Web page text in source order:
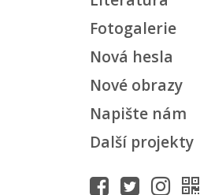
Fotogalerie
Nová hesla
Nové obrazy
Napište nám
Další projekty